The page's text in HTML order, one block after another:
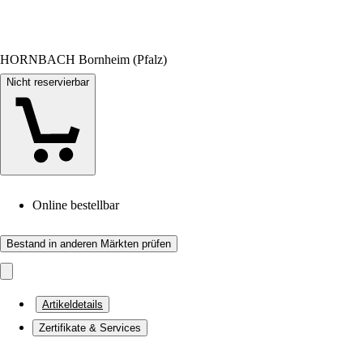
HORNBACH Bornheim (Pfalz)
Nicht reservierbar
Online bestellbar
Bestand in anderen Märkten prüfen
Artikeldetails
Zertifikate & Services